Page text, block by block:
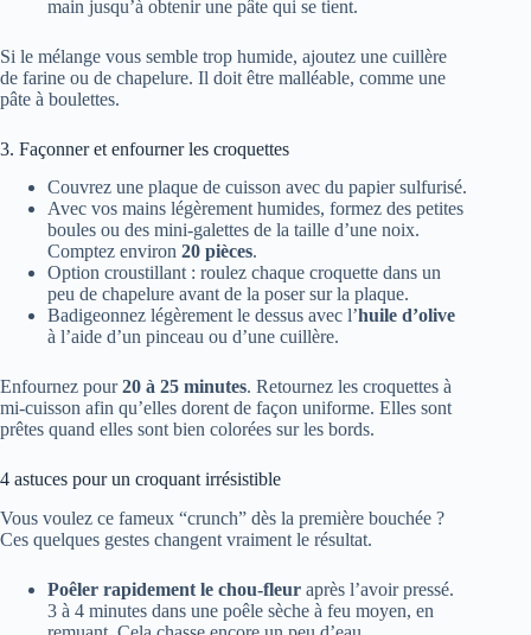
main jusqu’à obtenir une pâte qui se tient.
Si le mélange vous semble trop humide, ajoutez une cuillère
de farine ou de chapelure. Il doit être malléable, comme une
pâte à boulettes.
3. Façonner et enfourner les croquettes
Couvrez une plaque de cuisson avec du papier sulfurisé.
Avec vos mains légèrement humides, formez des petites
boules ou des mini-galettes de la taille d’une noix.
Comptez environ 20 pièces.
Option croustillant : roulez chaque croquette dans un
peu de chapelure avant de la poser sur la plaque.
Badigeonnez légèrement le dessus avec l’huile d’olive
à l’aide d’un pinceau ou d’une cuillère.
Enfournez pour20 à 25 minutes. Retournez les croquettes à
mi-cuisson afin qu’elles dorent de façon uniforme. Elles sont
prêtes quand elles sont bien colorées sur les bords.
4 astuces pour un croquant irrésistible
Vous voulez ce fameux “crunch” dès la première bouchée ?
Ces quelques gestes changent vraiment le résultat.
Poêler rapidement le chou-fleur après l’avoir pressé.
3 à 4 minutes dans une poêle sèche à feu moyen, en